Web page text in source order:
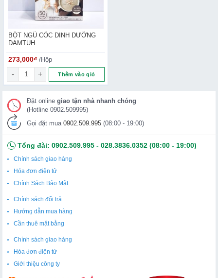
BỘT NGŨ CỐC DINH DƯỠNG
DAMTUH
273,000₫ /Hộp
BỘT NGŨ CỐC DINH DƯỠNG DAMTUH số lượng
Thêm vào giỏ
Đặt online giao tận nhà nhanh chóng
(Hotline 0902.509995)
Gọi đặt mua 0902.509.995 (08:00 - 19:00)
Tổng đài: 0902.509.995 - 028.3836.0352 (08:00 - 19:00)
Chính sách giao hàng
Hóa đơn điện tử
Chính Sách Bảo Mật
Chính sách đổi trả
Hướng dẫn mua hàng
Cần thuê mặt bằng
Chính sách giao hàng
Hóa đơn điện tử
Giới thiệu công ty